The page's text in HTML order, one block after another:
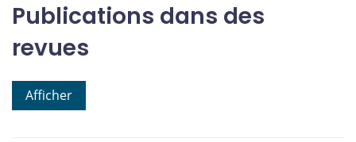
Publications dans des
revues
Afficher